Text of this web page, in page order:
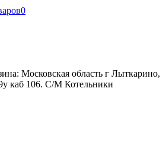
0
Московская область г Лыткарино,
каб 106. С/М Котельники